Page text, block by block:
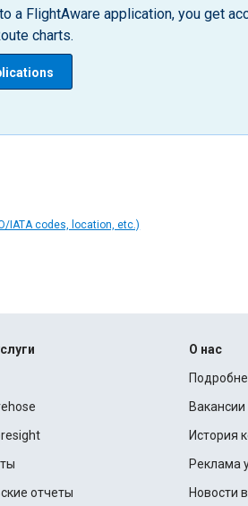
a FlightAware application, you get
charts.
IATA codes, location, etc.)
отчеты
О нас
Вакансии
История
Реклама
Новости